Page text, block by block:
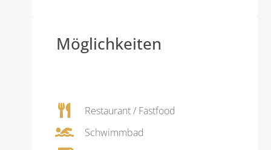
Möglichkeiten
Restaurant / Fastfood
Schwimmbad